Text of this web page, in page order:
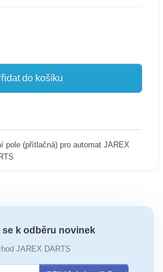
do košíku
pole (přítlačná) pro automat JAREX
se k odběru novinek
JAREX DARTS